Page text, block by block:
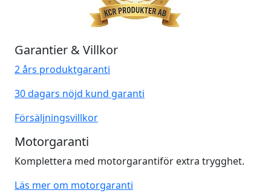
Garantier & Villkor
2 års produktgaranti
30 dagars nöjd kund garanti
Försäljningsvillkor
Motorgaranti
Komplettera med motorgarantiför extra trygghet.
Läs mer om motorgaranti